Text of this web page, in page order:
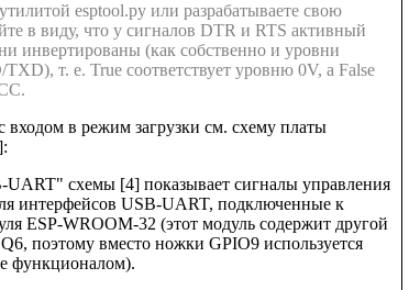
esptool.py или разрабатываете свою
в виду, что у сигналов DTR и RTS активный
инвертированы (как собственно и уровни
т. е. True соответствует уровню 0V, а False
входом в режим загрузки см. схему платы
схемы [4] показывает сигналы управления
интерфейсов USB-UART, подключенные к
ESP-WROOM-32 (этот модуль содержит другой
поэтому вместо ножки GPIO9 используется
функционалом).